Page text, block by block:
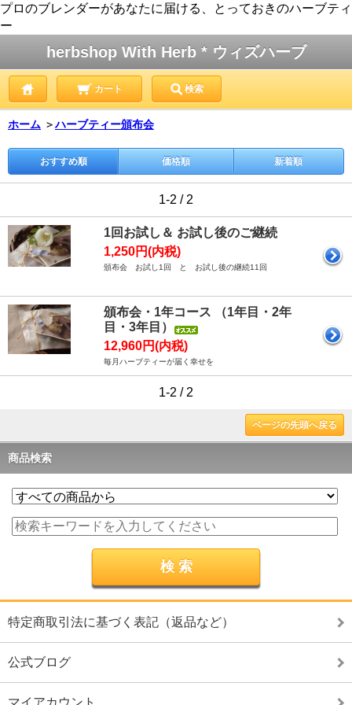
プロのブレンダーがあなたに届ける、とっておきのハーブティ
ー
herbshop With Herb * ウィズハーブ
カート 検索
ホーム ＞ハーブティー頒布会
おすすめ順 価格順 新着順
1-2 / 2
1回お試し＆ お試し後のご継続
1,250円(内税)
頒布会 お試し1回 と お試し後の継続11回
頒布会・1年コース （1年目・2年
目・3年目）
12,960円(内税)
毎月ハーブティーが届く幸せを
1-2 / 2
ページの先頭へ戻る
商品検索
特定商取引法に基づく表記（返品など）
公式ブログ
マイアカウント